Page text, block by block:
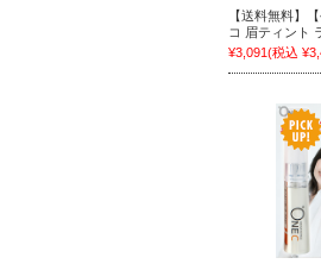
【送料無料】
コ 眉ティント
¥3,091(税込